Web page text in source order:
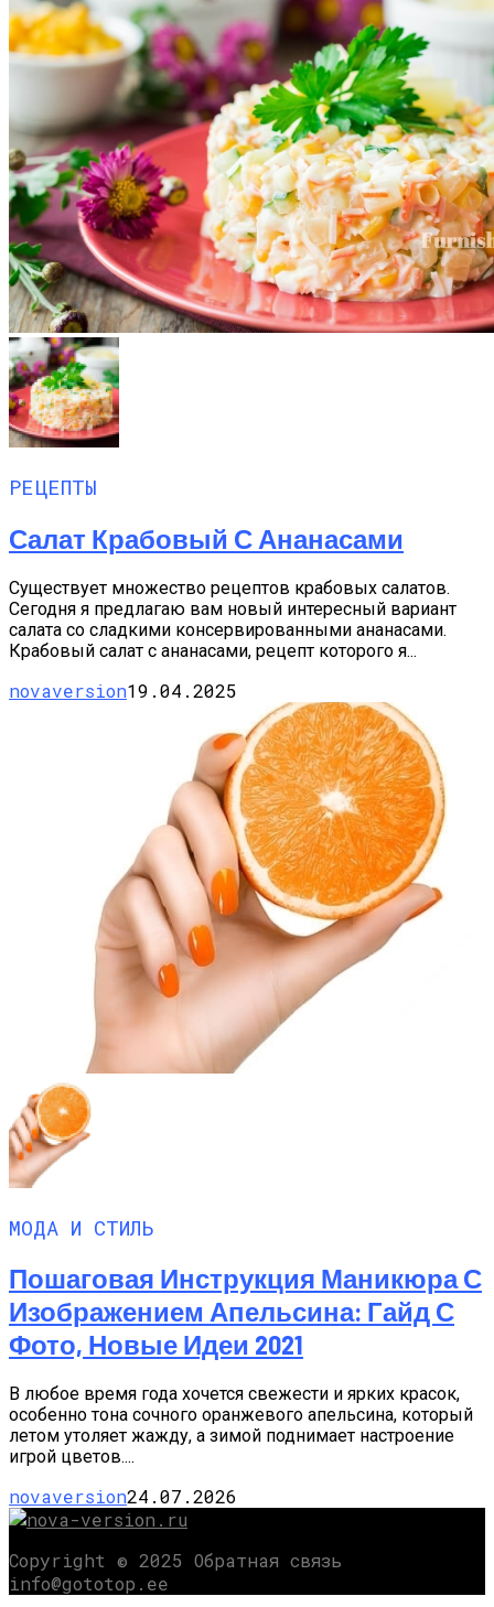
РЕЦЕПТЫ
Салат Крабовый С Ананасами
Существует множество рецептов крабовых салатов.
Сегодня я предлагаю вам новый интересный вариант
салата со сладкими консервированными ананасами.
Крабовый салат с ананасами, рецепт которого я...
novaversion19.04.2025
МОДА И СТИЛЬ
Пошаговая Инструкция Маникюра С
Изображением Апельсина: Гайд С
Фото, Новые Идеи 2021
В любое время года хочется свежести и ярких красок,
особенно тона сочного оранжевого апельсина, который
летом утоляет жажду, а зимой поднимает настроение
игрой цветов....
novaversion24.07.2026
Copyright © 2025 Обратная связь
info@gototop.ee